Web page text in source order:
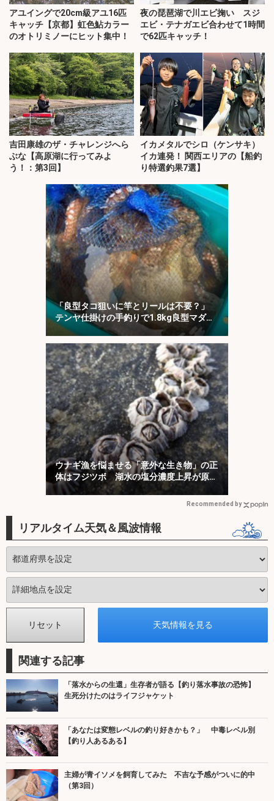
アユイングで20cm級アユ16匹
キャッチ【京都】虹色鮎カラー
のオトリミノーにヒット集中！
夜の琵琶湖で川エビ掬い スジ
エビ・テナガエビ合わせて1時間
で62匹キャッチ！
吉田康雄のザ・チャレンジへら
ぶな【高原湖に行ってみよ
う！：第3回】
イカメタルでシロ（ケンサキ）
イカ連発！ 関西エリアの【船釣
り特選釣果7選】
「良型タコ狙いに竿とリールは不要？」
テンヤ仕掛けの手釣りで1.8kg良型マダ
コ！【川崎丸・東京湾】
ウナギ漁を悩ませる「意外な生き物」の正
体はフジツボ 湖水の塩分濃度上昇が原因
か
Recommended by
リアルタイム天気＆風波情報
関連する記事
「落水からの生還」生存者が語る【釣り落水事故の恐怖】
生死分けたのはライフジャケット
「あなたは変態レベルの釣り好きかも？」 中毒レベル別
【釣り人あるある】
主婦が青イソメを飼育してみた 不吉な予感がついに的中
（第3回）